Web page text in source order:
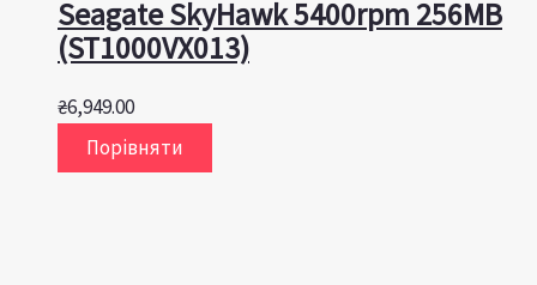
Seagate SkyHawk 5400rpm 256MB
(ST1000VX013)
₴6,949.00
Порівняти